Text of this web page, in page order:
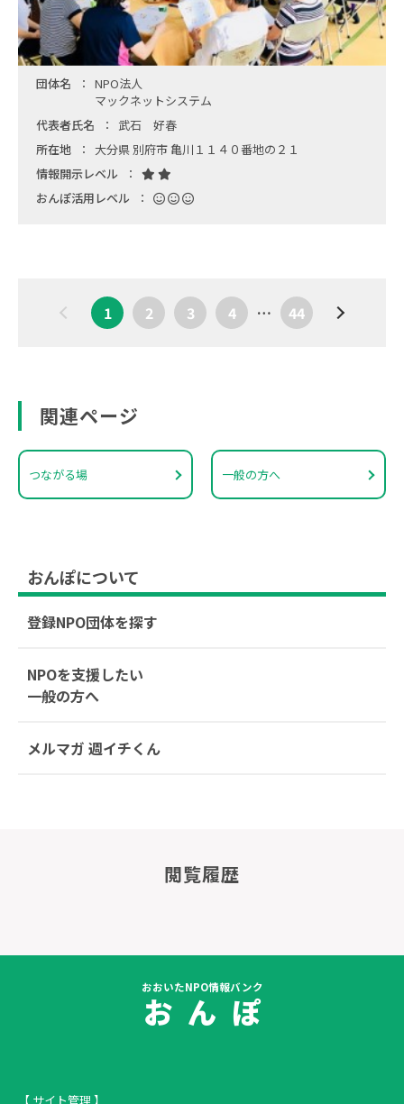
団体名
NPO法人
マックネットシステム
代表者氏名
武石 好春
所在地
大分県 別府市 亀川１１４０番地の２１
情報開示レベル
おんぽ活用レベル
1 2 3 4 … 44
関連ページ
つながる場 一般の方へ
おんぽについて
登録NPO団体を探す
NPOを支援したい
一般の方へ
メルマガ 週イチくん
閲覧履歴
おおいたNPO情報バンク
お ん ぽ
【 サイト管理 】